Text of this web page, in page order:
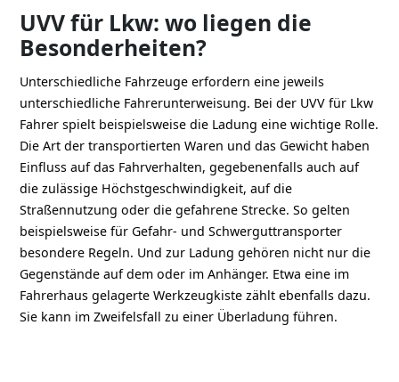
UVV für Lkw: wo liegen die
Besonderheiten?
Unterschiedliche Fahrzeuge erfordern eine jeweils
unterschiedliche Fahrerunterweisung. Bei der UVV für Lkw
Fahrer spielt beispielsweise die Ladung eine wichtige Rolle.
Die Art der transportierten Waren und das Gewicht haben
Einfluss auf das Fahrverhalten, gegebenenfalls auch auf
die zulässige Höchstgeschwindigkeit, auf die
Straßennutzung oder die gefahrene Strecke. So gelten
beispielsweise für Gefahr- und Schwerguttransporter
besondere Regeln. Und zur Ladung gehören nicht nur die
Gegenstände auf dem oder im Anhänger. Etwa eine im
Fahrerhaus gelagerte Werkzeugkiste zählt ebenfalls dazu.
Sie kann im Zweifelsfall zu einer Überladung führen.